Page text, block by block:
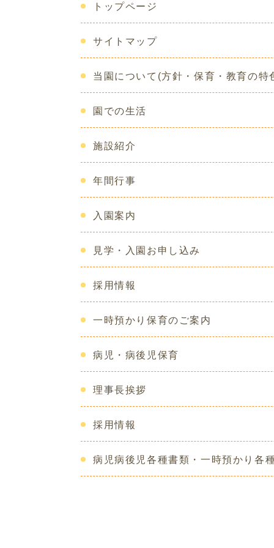
トップページ
サイトマップ
当園について(方針・保育・教育の特
園での生活
施設紹介
年間行事
入園案内
見学・入園お申し込み
採用情報
一時預かり保育のご案内
病児・病後児保育
理事長挨拶
採用情報
病児病後児各種書類・一時預かり各